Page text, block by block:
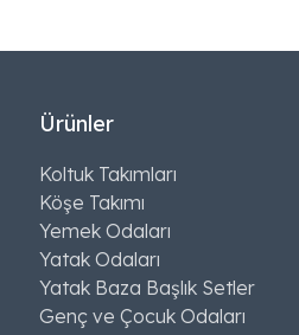
Ürünler
Koltuk Takımları
Köşe Takımı
Yemek Odaları
Yatak Odaları
Yatak Baza Başlık Setler
Genç ve Çocuk Odaları